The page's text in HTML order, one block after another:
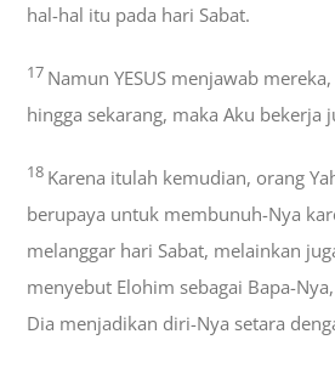
hal-hal itu pada hari Sabat.
17 Namun YESUS menjawab
hingga sekarang, maka Aku bekerja
18 Karena itulah kemudian, orang
berupaya untuk membunuh-Nya
melanggar hari Sabat, melainkan
menyebut Elohim sebagai Bapa-
Dia menjadikan diri-Nya setara